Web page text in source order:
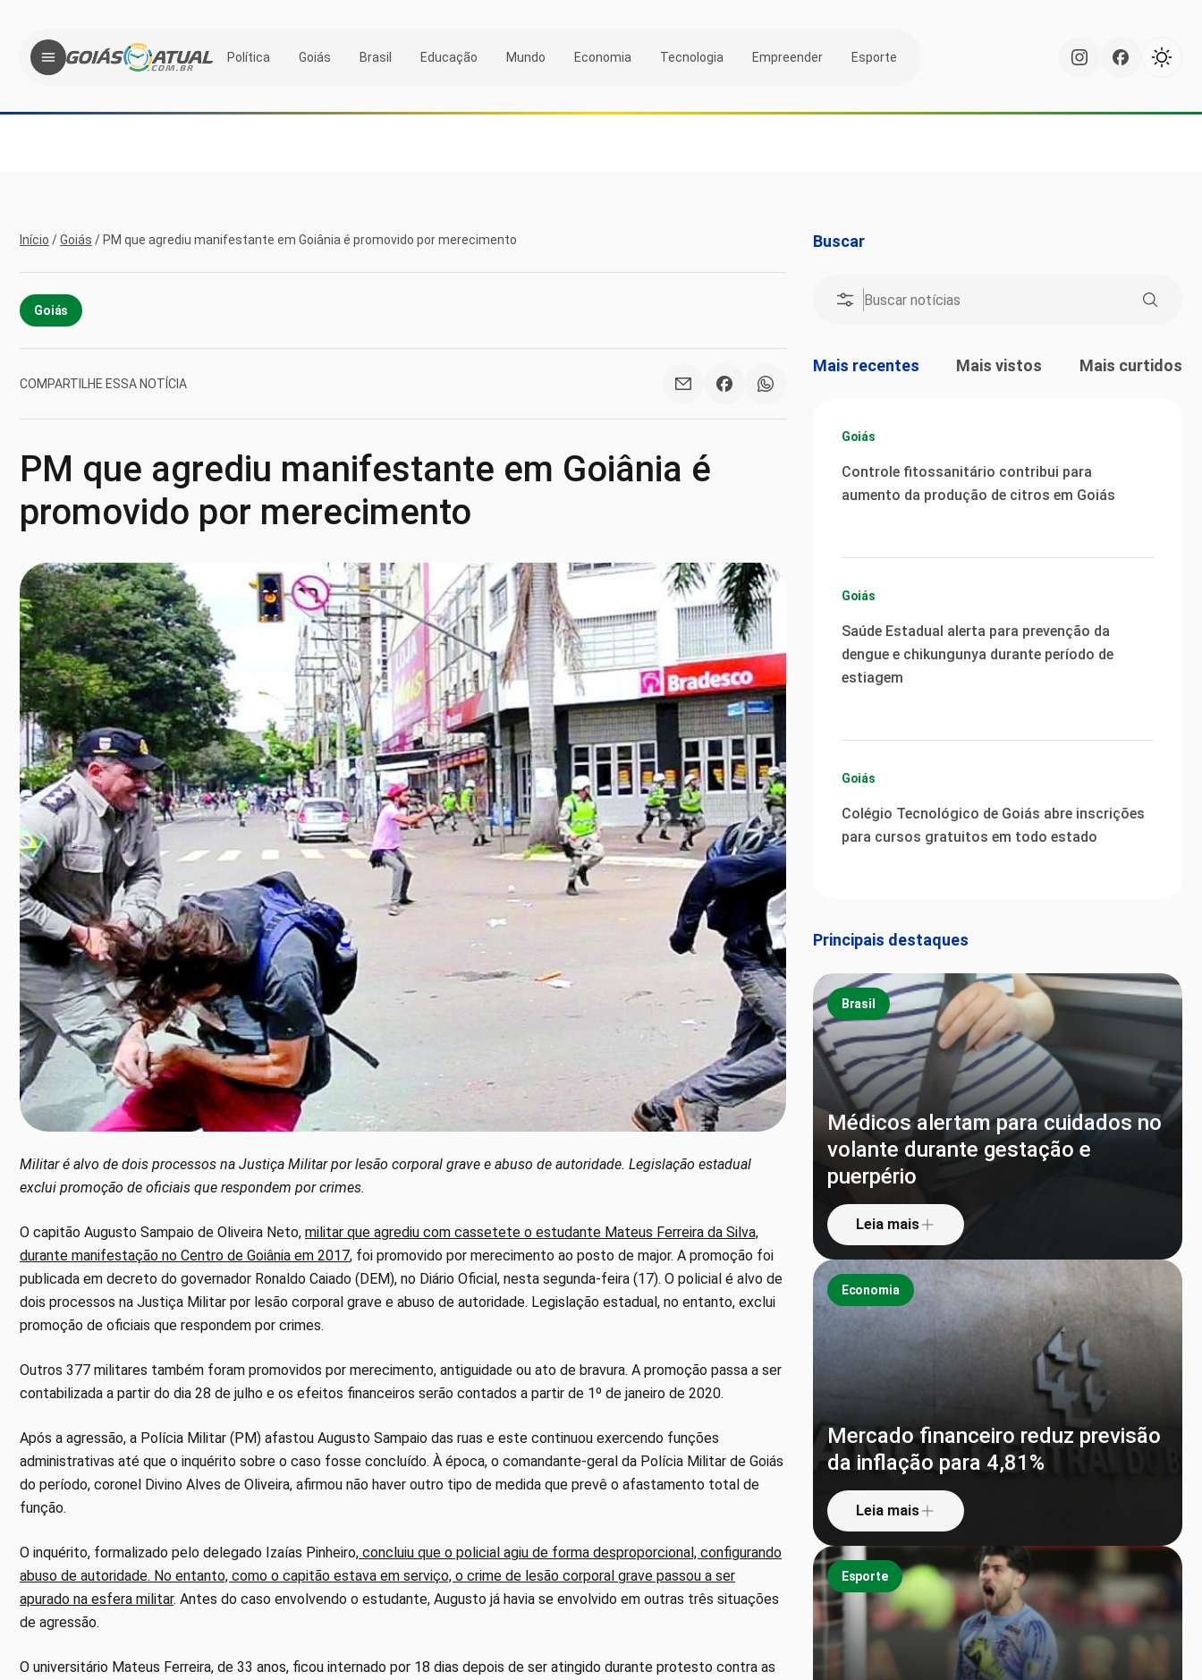
Política Goiás Brasil Educação Mundo Economia Tecnologia Empreender Esporte
Início /Goiás / PM que agrediu manifestante em Goiânia é promovido por merecimento
Goiás
COMPARTILHE ESSA NOTÍCIA
PM que agrediu manifestante em Goiânia é
promovido por merecimento
Militar é alvo de dois processos na Justiça Militar por lesão corporal grave e abuso de autoridade. Legislação estadual
exclui promoção de oficiais que respondem por crimes.
O capitão Augusto Sampaio de Oliveira Neto, militar que agrediu com cassetete o estudante Mateus Ferreira da Silva,
durante manifestação no Centro de Goiânia em 2017, foi promovido por merecimento ao posto de major. A promoção foi
publicada em decreto do governador Ronaldo Caiado (DEM), no Diário Oficial, nesta segunda-feira (17). O policial é alvo de
dois processos na Justiça Militar por lesão corporal grave e abuso de autoridade. Legislação estadual, no entanto, exclui
promoção de oficiais que respondem por crimes.
Outros 377 militares também foram promovidos por merecimento, antiguidade ou ato de bravura. A promoção passa a ser
contabilizada a partir do dia 28 de julho e os efeitos financeiros serão contados a partir de 1º de janeiro de 2020.
Após a agressão, a Polícia Militar (PM) afastou Augusto Sampaio das ruas e este continuou exercendo funções
administrativas até que o inquérito sobre o caso fosse concluído. À época, o comandante-geral da Polícia Militar de Goiás
do período, coronel Divino Alves de Oliveira, afirmou não haver outro tipo de medida que prevê o afastamento total de
função.
O inquérito, formalizado pelo delegado Izaías Pinheiro, concluiu que o policial agiu de forma desproporcional, configurando
abuso de autoridade. No entanto, como o capitão estava em serviço, o crime de lesão corporal grave passou a ser
apurado na esfera militar. Antes do caso envolvendo o estudante, Augusto já havia se envolvido em outras três situações
de agressão.
O universitário Mateus Ferreira, de 33 anos, ficou internado por 18 dias depois de ser atingido durante protesto contra as
Buscar
Mais recentes Mais vistos Mais curtidos
Goiás
Controle fitossanitário contribui para
aumento da produção de citros em Goiás
Goiás
Saúde Estadual alerta para prevenção da
dengue e chikungunya durante período de
estiagem
Goiás
Colégio Tecnológico de Goiás abre inscrições
para cursos gratuitos em todo estado
Principais destaques
Brasil
Médicos alertam para cuidados no
volante durante gestação e
puerpério
Leia mais
Economia
Mercado financeiro reduz previsão
da inflação para 4,81%
Leia mais
Esporte